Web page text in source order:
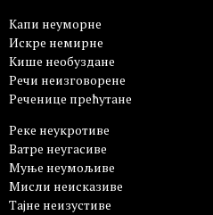
Капи неуморне
Искре немирне
Кише необуздане
Речи неизговорене
Реченице прећутане
Реке неукротиве
Ватре неугасиве
Муње неумољиве
Мисли неисказиве
Тајне неизустиве